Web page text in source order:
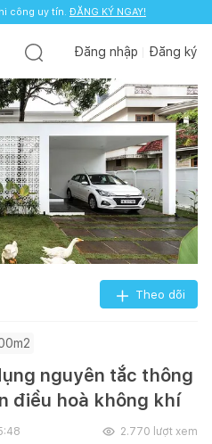
công uy tín. ĐĂNG KÝ NGAY!
Đăng nhập Đăng ký
Theo dõi
nguyên tắc thông
điều hoà không khí
2.770 lượt xem